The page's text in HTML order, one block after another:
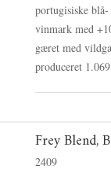
portugisiske
vinmark med
gæret med
produceret
Frey Blend,
2409